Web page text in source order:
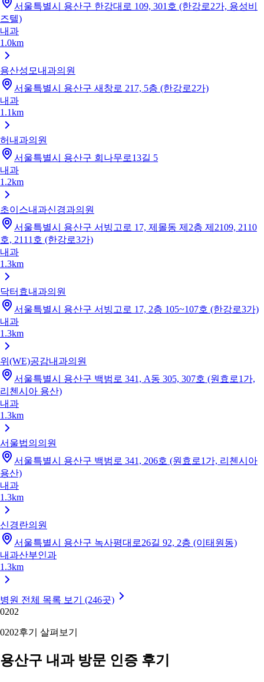
서울특별시 용산구 한강대로 109, 301호 (한강로2가, 용성비
즈텔)
내과
1.0km
용산성모내과의원
서울특별시 용산구 새창로 217, 5층 (한강로2가)
내과
1.1km
허내과의원
서울특별시 용산구 회나무로13길 5
내과
1.2km
초이스내과신경과의원
서울특별시 용산구 서빙고로 17, 제몰동 제2층 제2109, 2110
호, 2111호 (한강로3가)
내과
1.3km
닥터효내과의원
서울특별시 용산구 서빙고로 17, 2층 105~107호 (한강로3가)
내과
1.3km
위(WE)공감내과의원
서울특별시 용산구 백범로 341, A동 305, 307호 (원효로1가,
리첸시아 용산)
내과
1.3km
서울법의의원
서울특별시 용산구 백범로 341, 206호 (원효로1가, 리첸시아
용산)
내과
1.3km
신경란의원
서울특별시 용산구 녹사평대로26길 92, 2층 (이태원동)
내과산부인과
1.3km
병원 전체 목록 보기 (246곳)
0202
0202후기 살펴보기
용산구 내과 방문 인증 후기